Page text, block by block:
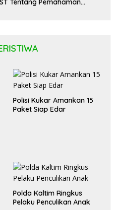
Tentang Pemahaman
Polisi Kukar Amankan 15
Paket Siap Edar
Polda Kaltim Ringkus
Pelaku Penculikan Anak